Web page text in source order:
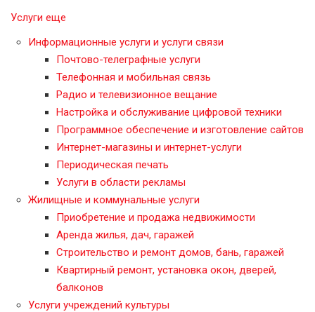
Услуги еще
Информационные услуги и услуги связи
Почтово-телеграфные услуги
Телефонная и мобильная связь
Радио и телевизионное вещание
Настройка и обслуживание цифровой техники
Программное обеспечение и изготовление сайтов
Интернет-магазины и интернет-услуги
Периодическая печать
Услуги в области рекламы
Жилищные и коммунальные услуги
Приобретение и продажа недвижимости
Аренда жилья, дач, гаражей
Строительство и ремонт домов, бань, гаражей
Квартирный ремонт, установка окон, дверей,
балконов
Услуги учреждений культуры